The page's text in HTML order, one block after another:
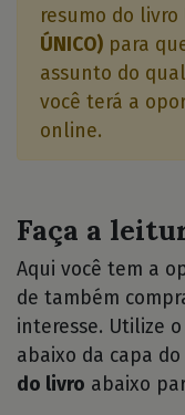
resumo do livro
ÚNICO) para
assunto do
você terá a
online.
Faça a
Aqui você tem a
de também
interesse. Utilize
abaixo da capa do
do livro abaixo